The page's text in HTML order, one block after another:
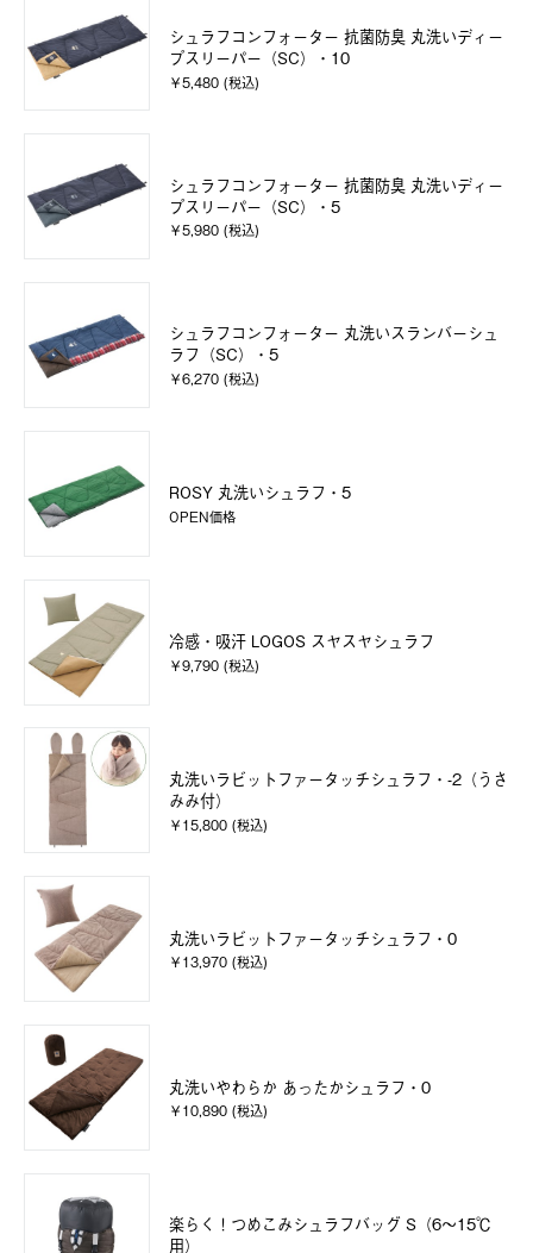
シュラフコンフォーター 抗菌防臭 丸洗いディー
プスリーパー（SC）・10
￥5,480 (税込)
シュラフコンフォーター 抗菌防臭 丸洗いディー
プスリーパー（SC）・5
￥5,980 (税込)
シュラフコンフォーター 丸洗いスランバーシュ
ラフ（SC）・5
￥6,270 (税込)
ROSY 丸洗いシュラフ・5
OPEN価格
冷感・吸汗 LOGOS スヤスヤシュラフ
￥9,790 (税込)
丸洗いラビットファータッチシュラフ・-2（うさ
みみ付）
￥15,800 (税込)
丸洗いラビットファータッチシュラフ・0
￥13,970 (税込)
丸洗いやわらか あったかシュラフ・0
￥10,890 (税込)
楽らく！つめこみシュラフバッグ S（6～15℃
用）